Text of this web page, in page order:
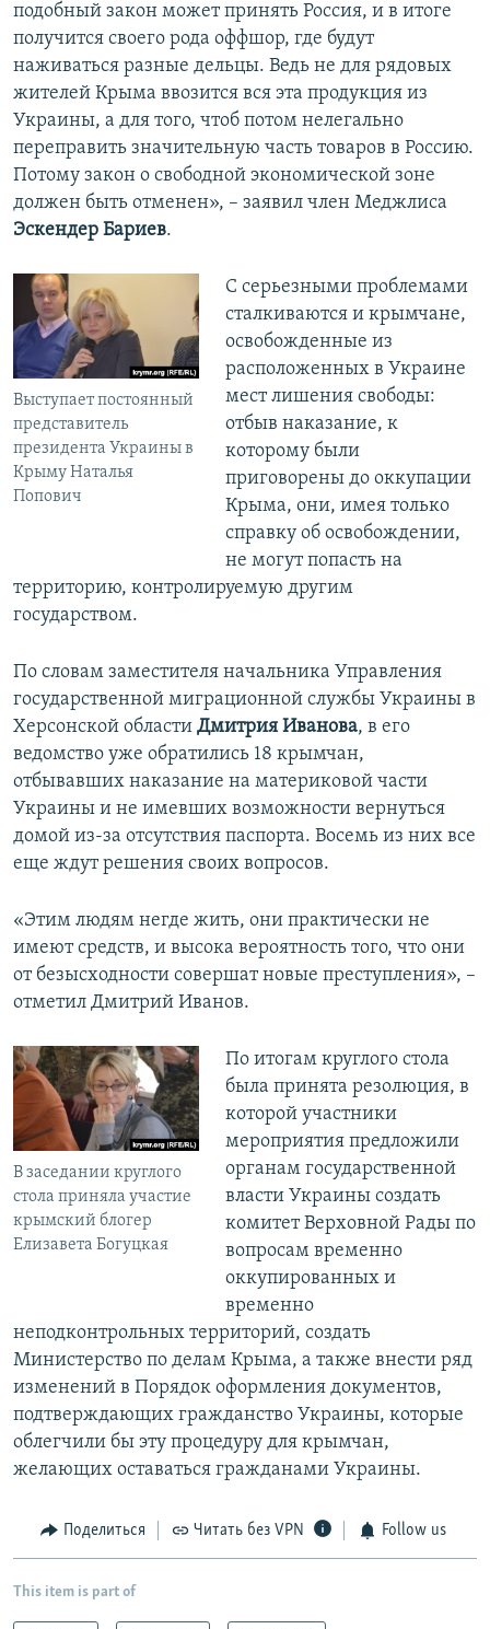
подобный закон может принять Россия, и в итоге
получится своего рода оффшор, где будут
наживаться разные дельцы. Ведь не для рядовых
жителей Крыма ввозится вся эта продукция из
Украины, а для того, чтоб потом нелегально
переправить значительную часть товаров в Россию.
Потому закон о свободной экономической зоне
должен быть отменен», – заявил член Меджлиса
Эскендер Бариев.
Выступает постоянный
представитель
президента Украины в
Крыму Наталья
Попович
С серьезными проблемами
сталкиваются и крымчане,
освобожденные из
расположенных в Украине
мест лишения свободы:
отбыв наказание, к
которому были
приговорены до оккупации
Крыма, они, имея только
справку об освобождении,
не могут попасть на
территорию, контролируемую другим
государством.
По словам заместителя начальника Управления
государственной миграционной службы Украины в
Херсонской области Дмитрия Иванова, в его
ведомство уже обратились 18 крымчан,
отбывавших наказание на материковой части
Украины и не имевших возможности вернуться
домой из-за отсутствия паспорта. Восемь из них все
еще ждут решения своих вопросов.
«Этим людям негде жить, они практически не
имеют средств, и высока вероятность того, что они
от безысходности совершат новые преступления», –
отметил Дмитрий Иванов.
В заседании круглого
стола приняла участие
крымский блогер
Елизавета Богуцкая
По итогам круглого стола
была принята резолюция, в
которой участники
мероприятия предложили
органам государственной
власти Украины создать
комитет Верховной Рады по
вопросам временно
оккупированных и
временно
неподконтрольных территорий, создать
Министерство по делам Крыма, а также внести ряд
изменений в Порядок оформления документов,
подтверждающих гражданство Украины, которые
облегчили бы эту процедуру для крымчан,
желающих оставаться гражданами Украины.
Поделиться Читать без VPN Follow us
This item is part of